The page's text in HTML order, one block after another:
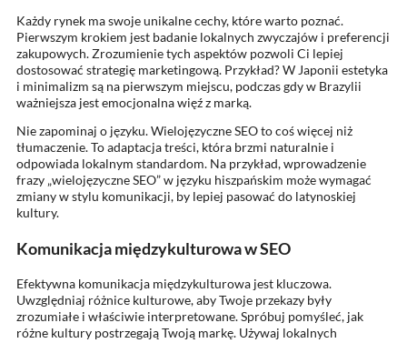
Każdy rynek ma swoje unikalne cechy, które warto poznać.
Pierwszym krokiem jest badanie lokalnych zwyczajów i preferencji
zakupowych. Zrozumienie tych aspektów pozwoli Ci lepiej
dostosować strategię marketingową. Przykład? W Japonii estetyka
i minimalizm są na pierwszym miejscu, podczas gdy w Brazylii
ważniejsza jest emocjonalna więź z marką.
Nie zapominaj o języku. Wielojęzyczne SEO to coś więcej niż
tłumaczenie. To adaptacja treści, która brzmi naturalnie i
odpowiada lokalnym standardom. Na przykład, wprowadzenie
frazy „wielojęzyczne SEO” w języku hiszpańskim może wymagać
zmiany w stylu komunikacji, by lepiej pasować do latynoskiej
kultury.
Komunikacja międzykulturowa w SEO
Efektywna komunikacja międzykulturowa jest kluczowa.
Uwzględniaj różnice kulturowe, aby Twoje przekazy były
zrozumiałe i właściwie interpretowane. Spróbuj pomyśleć, jak
różne kultury postrzegają Twoją markę. Używaj lokalnych